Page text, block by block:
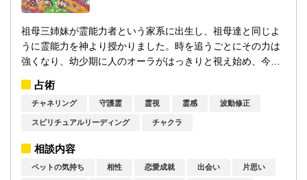
祖母三姉妹が霊能力者という家系に出生し、祖母達と同じよ
うに霊能力を神より授かりました。時を追うごとにその力は
強くなり、幼少期に人のオーラがはっきりと視え始め、今で
占術
チャネリング 守護霊 霊視 霊感 波動修正
スピリチュアルリーディング チャクラ
相談内容
ペットの気持ち 相性 恋愛成就 出会い 片思い